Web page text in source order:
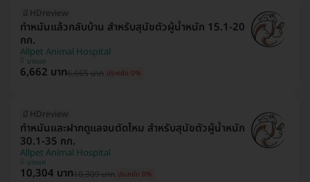
มี HDreview
ทำหมันแล้วกลับบ้าน สำหรับสุนัขตัวผู้น้ำหนัก 15.1-20
กก.
Allpet Animal Hospital
บางแค
6,662 บาท6,665 บาท ประหยัด 0%
มี HDreview
ทำหมันและฝากดูแลจนตัดไหม สำหรับสุนัขตัวผู้น้ำหนัก
30.1-35 กก.
Allpet Animal Hospital
บางแค
10,304 บาท10,309 บาท ประหยัด 0%